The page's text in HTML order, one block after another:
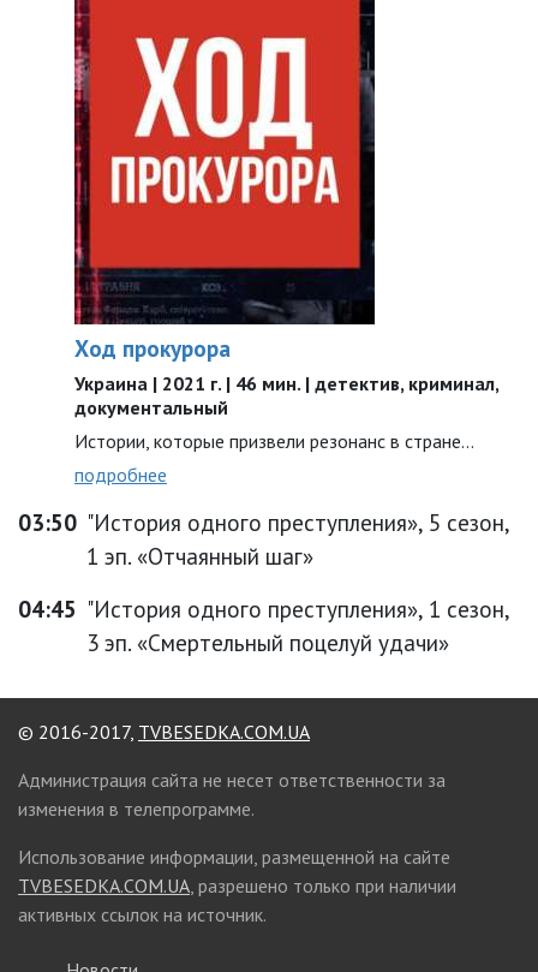
Ход прокурора
Украина | 2021 г. | 46 мин. | детектив, криминал,
документальный
Истории, которые призвели резонанс в стране…
подробнее
03:50 "История одного преступления», 5 сезон,
1 эп. «Отчаянный шаг»
04:45 "История одного преступления», 1 сезон,
3 эп. «Смертельный поцелуй удачи»
© 2016-2017, TVBESEDKA.COM.UA
Администрация сайта не несет ответственности за
изменения в телепрограмме.
Использование информации, размещенной на сайте
TVBESEDKA.COM.UA, разрешено только при наличии
активных ссылок на источник.